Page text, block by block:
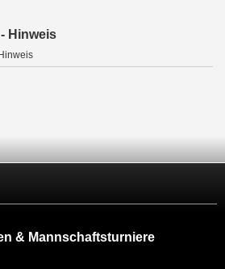
Hinweis
& Mannschaftsturniere